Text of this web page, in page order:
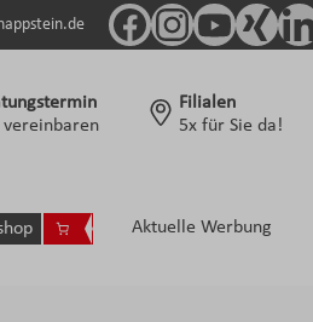
vereinbaren
Filialen
5x für Sie da!
Aktuelle Werbung